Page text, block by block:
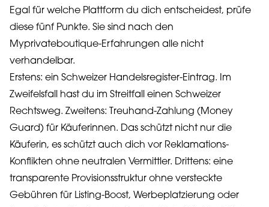
Egal für welche Plattform du dich entscheidest, prüfe
diese fünf Punkte. Sie sind nach den
Myprivateboutique-Erfahrungen alle nicht
verhandelbar.
Erstens: ein Schweizer Handelsregister-Eintrag. Im
Zweifelsfall hast du im Streitfall einen Schweizer
Rechtsweg. Zweitens: Treuhand-Zahlung (Money
Guard) für Käuferinnen. Das schützt nicht nur die
Käuferin, es schützt auch dich vor Reklamations-
Konflikten ohne neutralen Vermittler. Drittens: eine
transparente Provisionsstruktur ohne versteckte
Gebühren für Listing-Boost, Werbeplatzierung oder